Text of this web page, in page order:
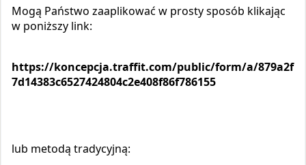
Mogą Państwo zaaplikować w prosty sposób klikając
w poniższy link:
https://koncepcja.traffit.com/public/form/a/879a2f
7d14383c6527424804c2e408f86f786155
lub metodą tradycyjną: